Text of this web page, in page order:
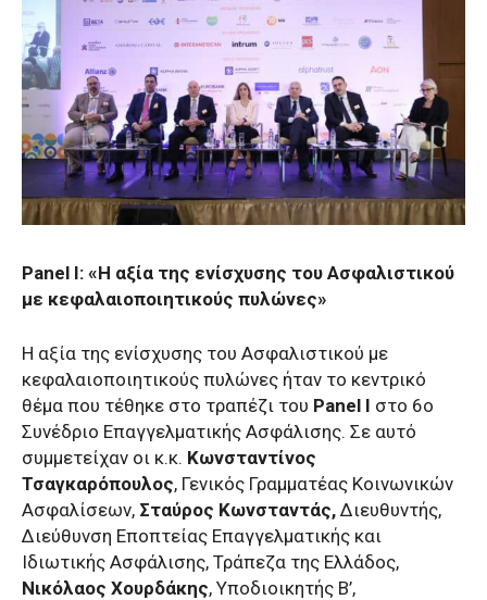
Panel Ι: «Η αξία της ενίσχυσης του Ασφαλιστικού
με κεφαλαιοποιητικούς πυλώνες»
Η αξία της ενίσχυσης του Ασφαλιστικού με
κεφαλαιοποιητικούς πυλώνες ήταν το κεντρικό
θέμα που τέθηκε στο τραπέζι του Panel Ι στο 6ο
Συνέδριο Επαγγελματικής Ασφάλισης. Σε αυτό
συμμετείχαν οι κ.κ. Κωνσταντίνος
Τσαγκαρόπουλος, Γενικός Γραμματέας Κοινωνικών
Ασφαλίσεων, Σταύρος Κωνσταντάς, Διευθυντής,
Διεύθυνση Εποπτείας Επαγγελματικής και
Ιδιωτικής Ασφάλισης, Τράπεζα της Ελλάδος,
Νικόλαος Χουρδάκης, Υποδιοικητής Β’,